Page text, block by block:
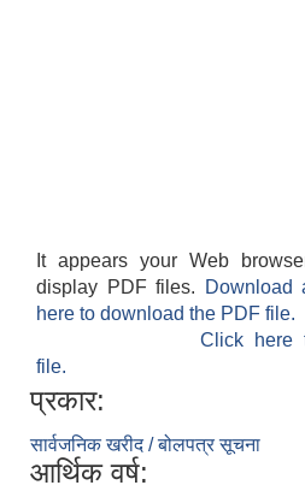
It appears your Web
display PDF files.
Download
here to download the PDF file.
Click here
file.
प्रकार:
सार्वजनिक खरीद / बोलपत्र सूचना
आर्थिक वर्ष: